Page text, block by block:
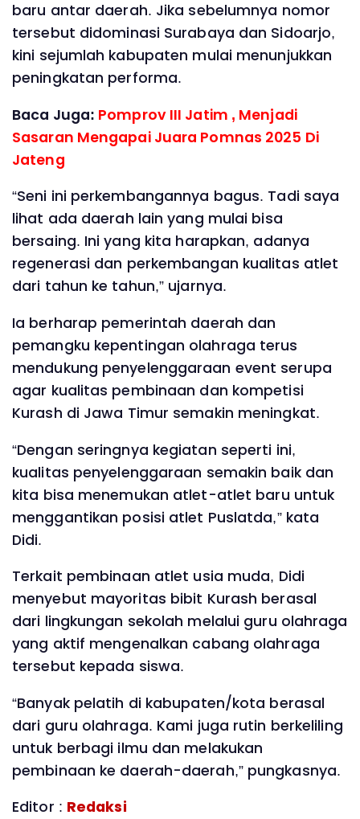
baru antar daerah. Jika sebelumnya nomor
tersebut didominasi Surabaya dan Sidoarjo,
kini sejumlah kabupaten mulai menunjukkan
peningkatan performa.
Baca Juga: Pomprov III Jatim , Menjadi
Sasaran Mengapai Juara Pomnas 2025 Di
Jateng
“Seni ini perkembangannya bagus. Tadi saya
lihat ada daerah lain yang mulai bisa
bersaing. Ini yang kita harapkan, adanya
regenerasi dan perkembangan kualitas atlet
dari tahun ke tahun,” ujarnya.
Ia berharap pemerintah daerah dan
pemangku kepentingan olahraga terus
mendukung penyelenggaraan event serupa
agar kualitas pembinaan dan kompetisi
Kurash di Jawa Timur semakin meningkat.
“Dengan seringnya kegiatan seperti ini,
kualitas penyelenggaraan semakin baik dan
kita bisa menemukan atlet-atlet baru untuk
menggantikan posisi atlet Puslatda,” kata
Didi.
Terkait pembinaan atlet usia muda, Didi
menyebut mayoritas bibit Kurash berasal
dari lingkungan sekolah melalui guru olahraga
yang aktif mengenalkan cabang olahraga
tersebut kepada siswa.
“Banyak pelatih di kabupaten/kota berasal
dari guru olahraga. Kami juga rutin berkeliling
untuk berbagi ilmu dan melakukan
pembinaan ke daerah-daerah,” pungkasnya.
Editor : Redaksi